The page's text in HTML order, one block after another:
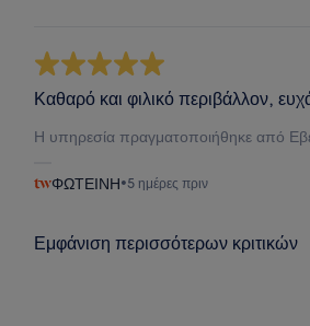
Καθαρό και φιλικό περιβάλλον,
Η υπηρεσία πραγματοποιήθηκε από
ΦΩΤΕΙΝΗ•5 ημέρες πριν
Εμφάνιση περισσότερων κριτικών